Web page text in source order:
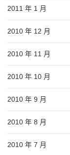
2011 年 1 月
2010 年 12 月
2010 年 11 月
2010 年 10 月
2010 年 9 月
2010 年 8 月
2010 年 7 月